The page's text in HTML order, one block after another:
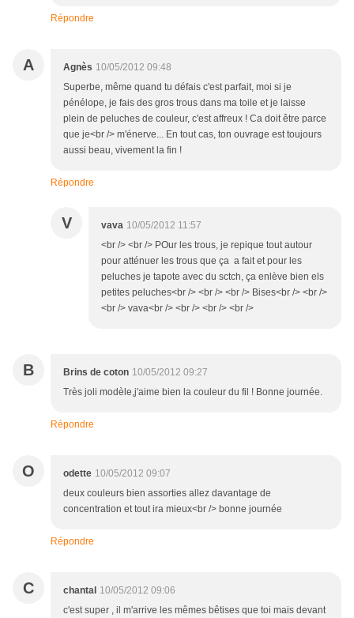
Répondre
A Agnès 10/05/2012 09:48
Superbe, même quand tu défais c'est parfait, moi si je
pénélope, je fais des gros trous dans ma toile et je laisse
plein de peluches de couleur, c'est affreux ! Ca doit être parce
que je<br /> m'énerve... En tout cas, ton ouvrage est toujours
aussi beau, vivement la fin !
Répondre
V vava 10/05/2012 11:57
<br /> <br /> POur les trous, je repique tout autour
pour atténuer les trous que ça a fait et pour les
peluches je tapote avec du sctch, ça enlève bien els
petites peluches<br /> <br /> <br /> Bises<br /> <br />
<br /> vava<br /> <br /> <br /> <br />
B Brins de coton 10/05/2012 09:27
Très joli modèle,j'aime bien la couleur du fil ! Bonne journée.
Répondre
O odette 10/05/2012 09:07
deux couleurs bien assorties allez davantage de
concentration et tout ira mieux<br /> bonne journée
Répondre
C chantal 10/05/2012 09:06
c'est super , il m'arrive les mêmes bêtises que toi mais devant